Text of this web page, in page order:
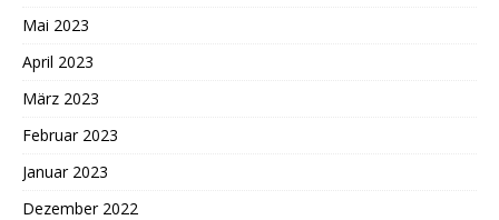
Mai 2023
April 2023
März 2023
Februar 2023
Januar 2023
Dezember 2022